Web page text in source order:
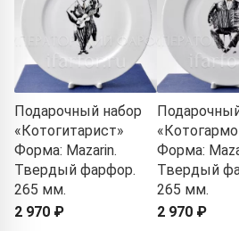
Подарочный набор
«Котогитарист»
Форма: Mazarin.
Твердый фарфор.
265 мм.
2 970 ₽
Форма:
Твердый
265 мм.
2 970 ₽